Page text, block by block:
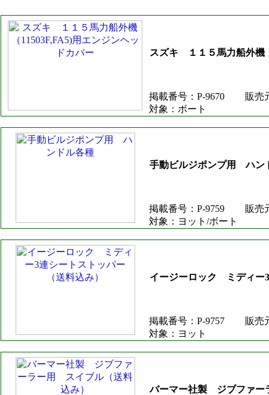
スズキ １１５馬力船外機
掲載番号：P-9670
販売
対象：ボート
手動ビルジポンプ用 ハ
掲載番号：P-9759
販売
対象：ヨット/ボート
イージーロック ミディー
掲載番号：P-9757
販売
対象：ヨット
バーマー社製 ジブファー